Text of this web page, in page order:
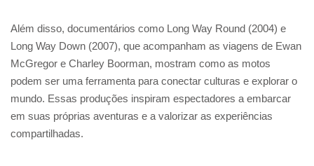
Além disso, documentários como Long Way Round (2004) e
Long Way Down (2007), que acompanham as viagens de Ewan
McGregor e Charley Boorman, mostram como as motos
podem ser uma ferramenta para conectar culturas e explorar o
mundo. Essas produções inspiram espectadores a embarcar
em suas próprias aventuras e a valorizar as experiências
compartilhadas.